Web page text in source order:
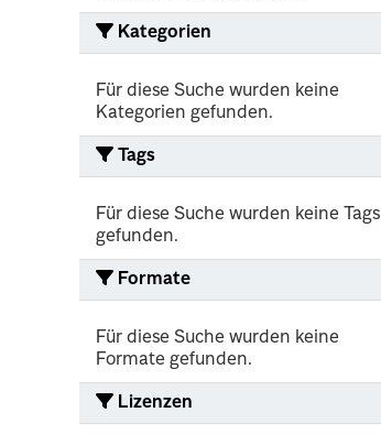
Kategorien
Für diese Suche wurden keine
Kategorien gefunden.
Tags
Für diese Suche wurden keine Tags
gefunden.
Formate
Für diese Suche wurden keine
Formate gefunden.
Lizenzen